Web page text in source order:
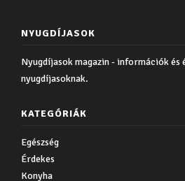
NYUGDÍJASOK
Nyugdíjasok magazin - információk és
nyugdíjasoknak.
KATEGÓRIÁK
Egészség
Érdekes
Konyha